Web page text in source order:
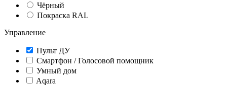
Чёрный
Покраска RAL
Управление
Пульт ДУ
Смартфон / Голосовой помощник
Умный дом
Aqara